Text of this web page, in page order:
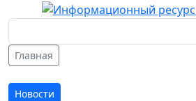
Главная
Новости